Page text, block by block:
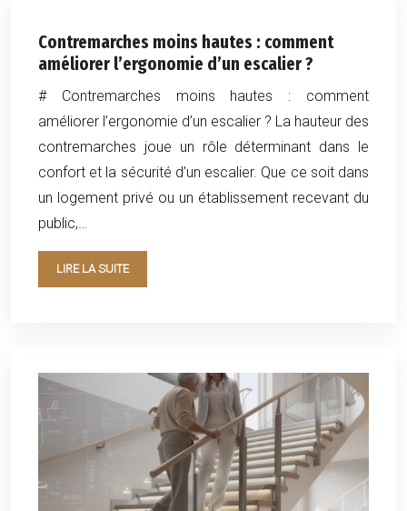
Contremarches moins hautes : comment
améliorer l’ergonomie d’un escalier ?
# Contremarches moins hautes : comment
améliorer l’ergonomie d’un escalier ? La hauteur des
contremarches joue un rôle déterminant dans le
confort et la sécurité d’un escalier. Que ce soit dans
un logement privé ou un établissement recevant du
public,…
LIRE LA SUITE